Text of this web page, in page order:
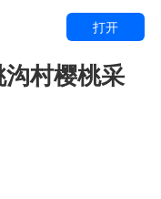
打开
村樱桃采